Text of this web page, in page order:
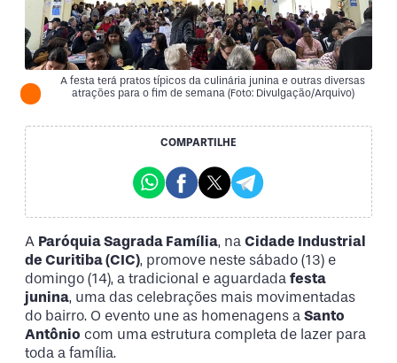
A festa terá pratos típicos da culinária junina e outras diversas
atrações para o fim de semana (Foto: Divulgação/Arquivo)
COMPARTILHE
A Paróquia Sagrada Família, na Cidade Industrial
de Curitiba (CIC), promove neste sábado (13) e
domingo (14), a tradicional e aguardada festa
junina, uma das celebrações mais movimentadas
do bairro. O evento une as homenagens a Santo
Antônio com uma estrutura completa de lazer para
toda a família.